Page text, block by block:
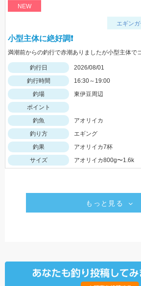
NEW
エギンガ
小型主体に絶好調❗️
釣行日
2026/08/01
釣行時間
16:30～19:00
釣場
東伊豆周辺
ポイント
釣魚
アオリイカ
釣り方
エギング
釣果
アオリイカ7杯
サイズ
アオリイカ800g〜1.6k
もっと見る